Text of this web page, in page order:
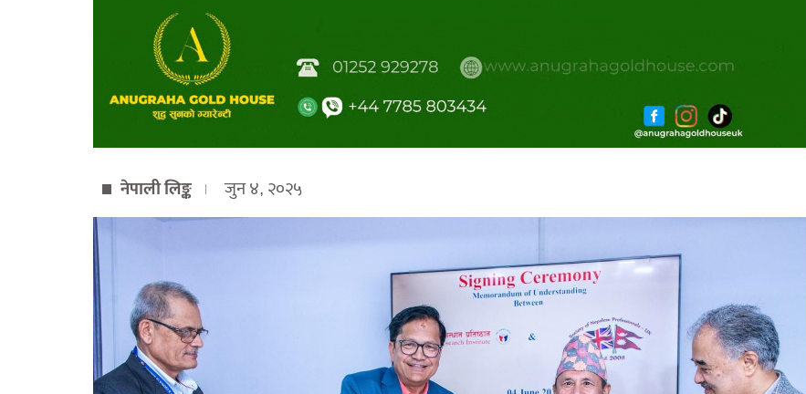
नेपाली लिङ्क जुन ४, २०२५